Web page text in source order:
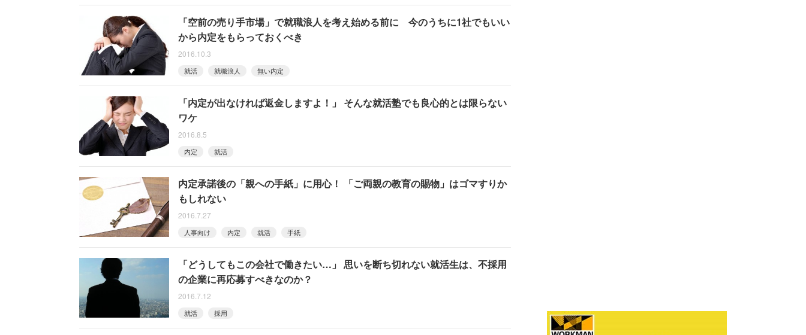
「空前の売り手市場」で就職浪人を考え始める前に 今のうちに1社でもいい
から内定をもらっておくべき
2016.10.3
就活 就職浪人 無い内定
「内定が出なければ返金しますよ！」 そんな就活塾でも良心的とは限らない
ワケ
2016.8.5
内定 就活
内定承諾後の「親への手紙」に用心！ 「ご両親の教育の賜物」はゴマすりか
もしれない
2016.7.27
人事向け 内定 就活 手紙
「どうしてもこの会社で働きたい…」 思いを断ち切れない就活生は、不採用
の企業に再応募すべきなのか？
2016.7.12
就活 採用